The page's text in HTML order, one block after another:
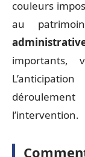
couleurs
au
importants,
l’intervention.